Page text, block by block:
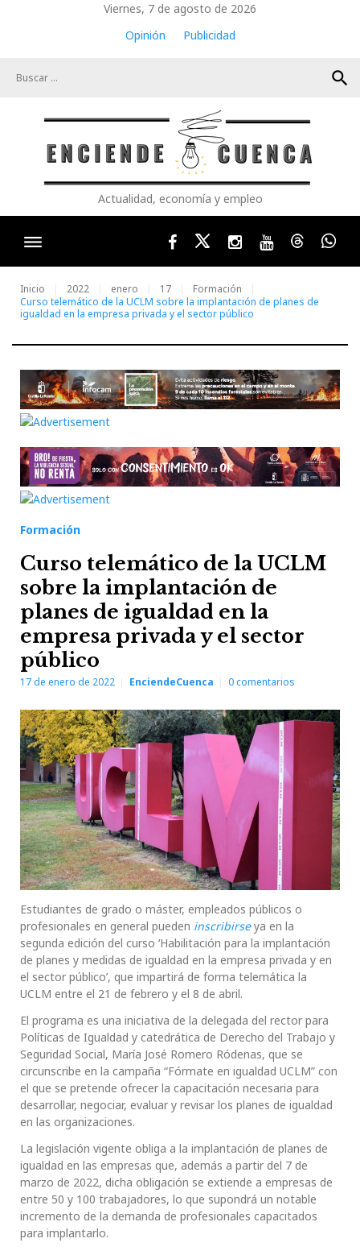
Viernes, 7 de agosto de 2026
Opinión
Publicidad
search
Actualidad, economía y empleo
FacebookTwitterInstagram
YoutubeThreads
Inicio 2022 enero 17
Formación
Curso telemático de la UCLM sobre la implantación de planes de
igualdad en la empresa privada y el sector público
Formación
Curso telemático de la UCLM
sobre la implantación de
planes de igualdad en la
empresa privada y el sector
público
17 de enero de 2022 EnciendeCuenca 0comentarios
Estudiantes de grado o máster, empleados públicos o
profesionales en general pueden inscribirseya en la
segunda edición del curso ‘Habilitación para la implantación
de planes y medidas de igualdad en la empresa privada y en
el sector público’, que impartirá de forma telemática la
UCLM entre el 21 de febrero y el 8 de abril.
El programa es una iniciativa de la delegada del rector para
Políticas de Igualdad y catedrática de Derecho del Trabajo y
Seguridad Social, María José Romero Ródenas, que se
circunscribe en la campaña “Fórmate en igualdad UCLM” con
el que se pretende ofrecer la capacitación necesaria para
desarrollar, negociar, evaluar y revisar los planes de igualdad
en las organizaciones.
La legislación vigente obliga a la implantación de planes de
igualdad en las empresas que, además a partir del 7 de
marzo de 2022, dicha obligación se extiende a empresas de
entre 50 y 100 trabajadores, lo que supondrá un notable
incremento de la demanda de profesionales capacitados
para implantarlo.